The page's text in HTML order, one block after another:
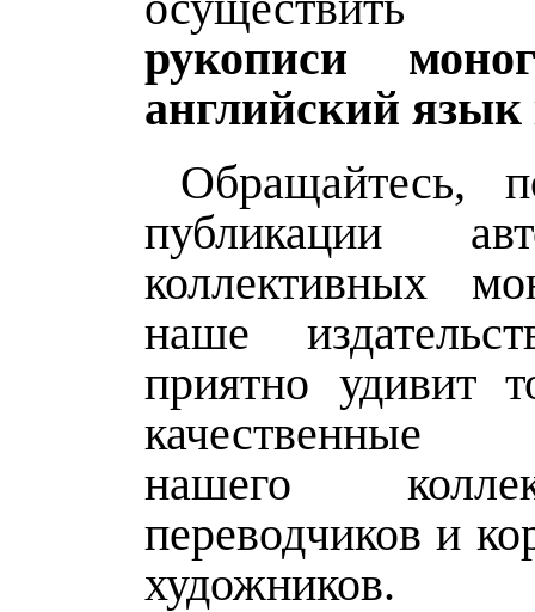
рукописи
английский язык
Обращайтесь,
публикации
коллективных
наше
приятно удивит
качественные
нашего
переводчиков и
художников.